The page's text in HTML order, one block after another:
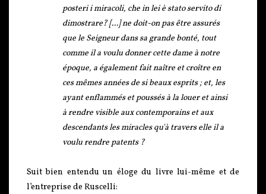
posteri i miracoli, che in lei è stato servito di
dimostrare? [...] ne doit-on pas être assurés
que le Seigneur dans sa grande bonté, tout
comme il a voulu donner cette dame à notre
époque, a également fait naître et croître en
ces mêmes années de si beaux esprits ; et, les
ayant enflammés et poussés à la louer et ainsi
à rendre visible aux contemporains et aux
descendants les miracles qu'à travers elle il a
voulu rendre patents ?
Suit bien entendu un éloge du livre lui-même et de
l’entreprise de Ruscelli: